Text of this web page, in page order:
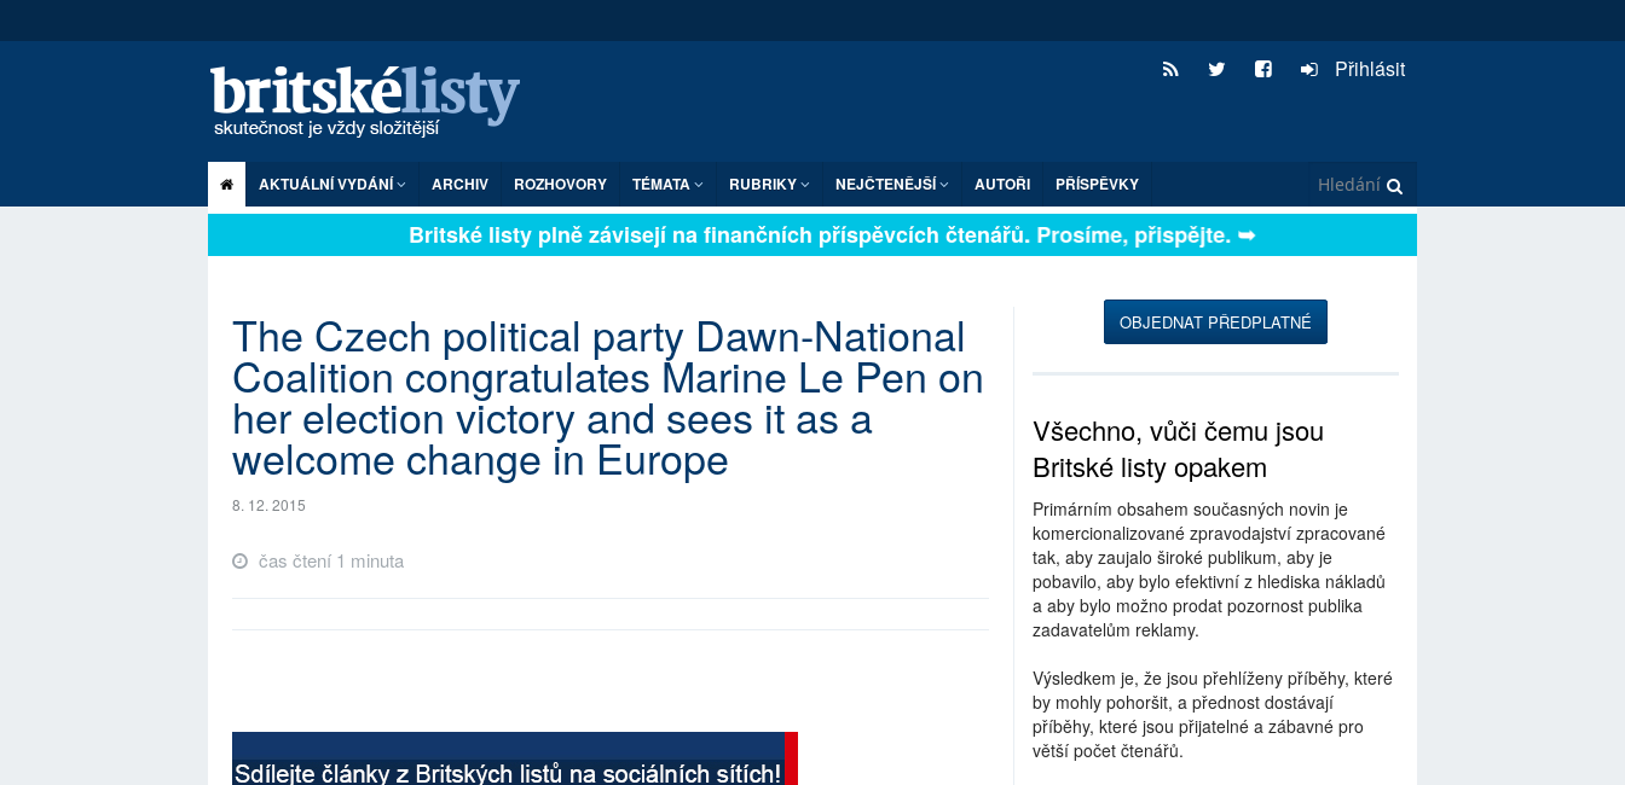
Přihlásit
AKTUÁLNÍ VYDÁNÍ ARCHIV ROZHOVORY TÉMATA RUBRIKY NEJČTENĚJŠÍ AUTOŘI PŘÍSPĚVKY
Britské listy plně závisejí na finančních příspěvcích čtenářů. Prosíme, přispějte. ➥
The Czech political party Dawn-National
Coalition congratulates Marine Le Pen on
her election victory and sees it as a
welcome change in Europe
8. 12. 2015
čas čtení 1 minuta
OBJEDNAT PŘEDPLATNÉ
Všechno, vůči čemu jsou
Britské listy opakem
Primárním obsahem současných novin je
komercionalizované zpravodajství zpracované
tak, aby zaujalo široké publikum, aby je
pobavilo, aby bylo efektivní z hlediska nákladů
a aby bylo možno prodat pozornost publika
zadavatelům reklamy.
Výsledkem je, že jsou přehlíženy příběhy, které
by mohly pohoršit, a přednost dostávají
příběhy, které jsou přijatelné a zábavné pro
větší počet čtenářů.